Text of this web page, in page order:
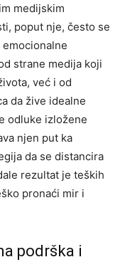
medijskim
poput nje, često se
strane medija koji
već i od
da žive idealne
odluke izložene
njen put ka
da se distancira
rezultat je teških
pronaći mir i
podrška i